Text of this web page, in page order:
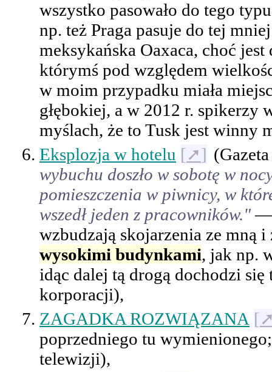
wszystko pasowało do tego
np. też Praga pasuje do tej
meksykańska Oaxaca, choć
którymś pod względem
w moim przypadku miała
głębokiej, a w 2012 r.
myślach, że to Tusk jest winny
Eksplozja w hotelu [➚]
wybuchu doszło w sobotę w
pomieszczenia w piwnicy, w
wszedł jeden z pracowników."—
wzbudzają skojarzenia ze
wysokimi budynkami, jak np.
idąc dalej tą drogą dochodzi
korporacji),
ZAGADKA ROZWIĄZANA [
poprzedniego tu
telewizji),